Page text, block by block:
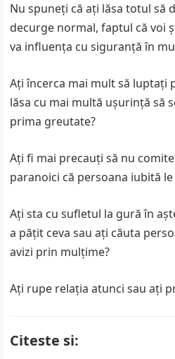
Nu spuneți că ați lăsa totul să
decurge normal, faptul că voi
va influența cu siguranță în
Ați încerca mai mult să luptați
lăsa cu mai multă ușurință să
prima greutate?
Ați fi mai precauți să nu
paranoici că persoana iubită
Ați sta cu sufletul la gură în
a pățit ceva sau ați căuta
avizi prin mulțime?
Ați rupe relația atunci sau ați
Citeste si: